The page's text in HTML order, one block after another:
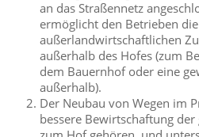
an das Straßennetz
ermöglicht den Betrieben
außerlandwirtschaftlichen
außerhalb des Hofes (zum
dem Bauernhof oder eine
außerhalb).
Der Neubau von Wegen im
bessere Bewirtschaftung